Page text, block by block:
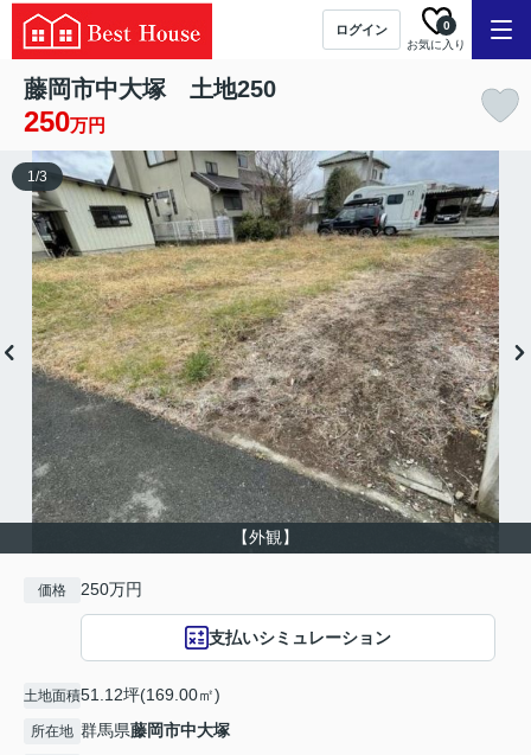
ログイン
お気に入り
0
藤岡市中大塚 土地250
250万円
【外観】
1/3
価格 250万円
支払いシミュレーション
土地面積51.12坪(169.00㎡)
所在地 群馬県藤岡市中大塚